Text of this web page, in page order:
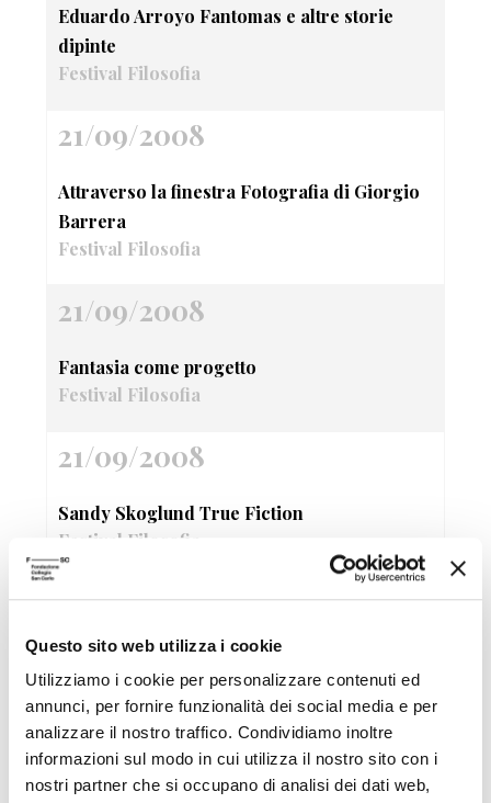
Questo sito web utilizza i cookie
Utilizziamo i cookie per personalizzare contenuti ed
annunci, per fornire funzionalità dei social media e per
analizzare il nostro traffico. Condividiamo inoltre
informazioni sul modo in cui utilizza il nostro sito con i
nostri partner che si occupano di analisi dei dati web,
Eduardo Arroyo Fantomas e altre storie
dipinte
Festival Filosofia
21/09/2008
Attraverso la finestra Fotografia di Giorgio
Barrera
Festival Filosofia
21/09/2008
Fantasia come progetto
Festival Filosofia
21/09/2008
Sandy Skoglund True Fiction
Festival Filosofia
21/09/2008
Nervo&Tes Like a bag
Videoinstallazione e performance
Festival Filosofia
21/09/2008